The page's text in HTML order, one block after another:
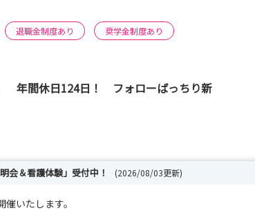
退職金制度あり 奨学金制度あり
年間休日124日！ フォローばっちり新
会＆看護体験」受付中！ (2026/08/03更新)
いたします。